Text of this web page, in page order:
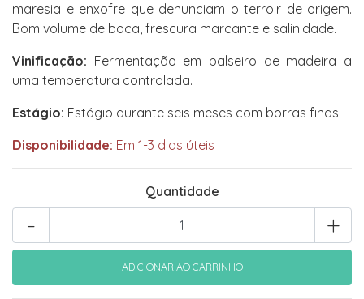
maresia e enxofre que denunciam o terroir de origem.
Bom volume de boca, frescura marcante e salinidade.
Vinificação: Fermentação em balseiro de madeira a
uma temperatura controlada.
Estágio: Estágio durante seis meses com borras finas.
Disponibilidade: Em 1-3 dias úteis
Quantidade
+
-